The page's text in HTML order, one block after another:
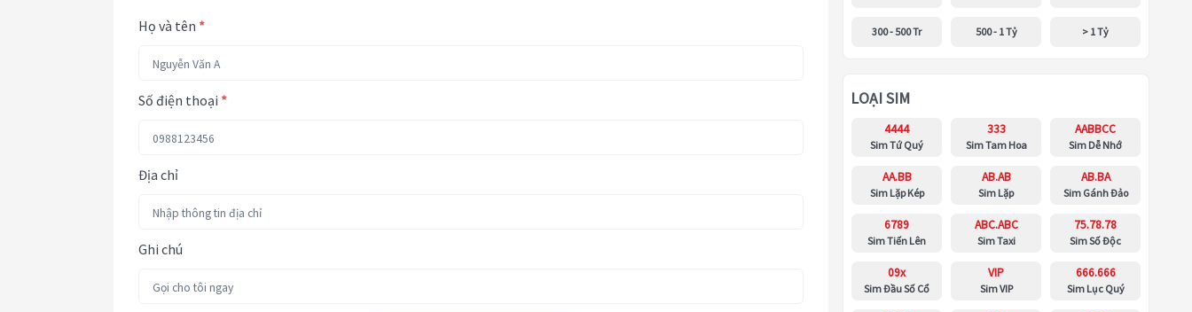
Họ và tên *
Số điện thoại *
Địa chỉ
Ghi chú
300 - 500 Tr 500 - 1 Tỷ > 1 Tỷ
LOẠI SIM
4444
Sim Tứ Quý
333
Sim Tam Hoa
AABBCC
Sim Dễ Nhớ
AA.BB
Sim Lặp Kép
AB.AB
Sim Lặp
AB.BA
Sim Gánh Đảo
6789
Sim Tiến Lên
ABC.ABC
Sim Taxi
75.78.78
Sim Số Độc
09x
Sim Đầu Số Cổ
VIP
Sim VIP
666.666
Sim Lục Quý